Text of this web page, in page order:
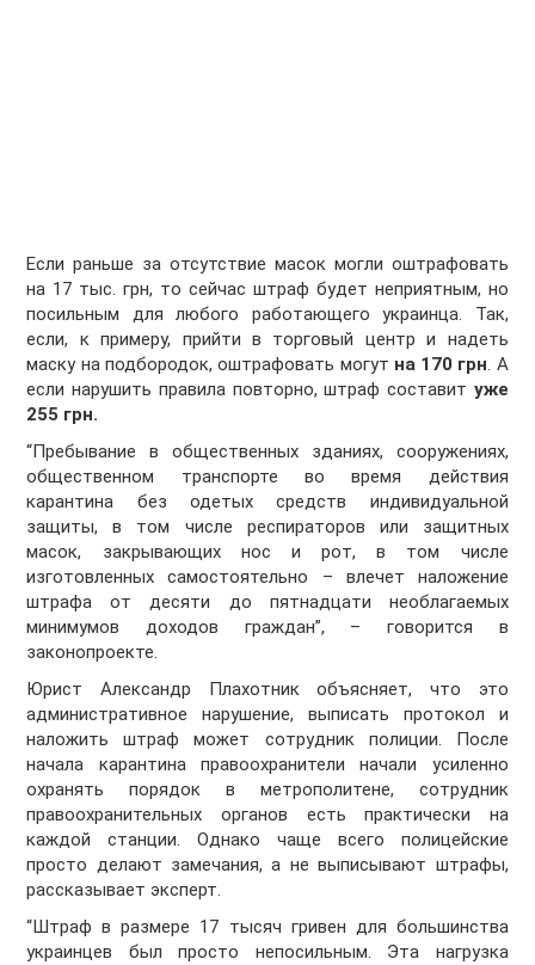
Если раньше за отсутствие масок могли оштрафовать
на 17 тыс. грн, то сейчас штраф будет неприятным, но
посильным для любого работающего украинца. Так,
если, к примеру, прийти в торговый центр и надеть
маску на подбородок, оштрафовать могут на 170 грн. А
если нарушить правила повторно, штраф составит уже
255 грн.
“Пребывание в общественных зданиях, сооружениях,
общественном транспорте во время действия
карантина без одетых средств индивидуальной
защиты, в том числе респираторов или защитных
масок, закрывающих нос и рот, в том числе
изготовленных самостоятельно – влечет наложение
штрафа от десяти до пятнадцати необлагаемых
минимумов доходов граждан”, – говорится в
законопроекте.
Юрист Александр Плахотник объясняет, что это
административное нарушение, выписать протокол и
наложить штраф может сотрудник полиции. После
начала карантина правоохранители начали усиленно
охранять порядок в метрополитене, сотрудник
правоохранительных органов есть практически на
каждой станции. Однако чаще всего полицейские
просто делают замечания, а не выписывают штрафы,
рассказывает эксперт.
“Штраф в размере 17 тысяч гривен для большинства
украинцев был просто непосильным. Эта нагрузка